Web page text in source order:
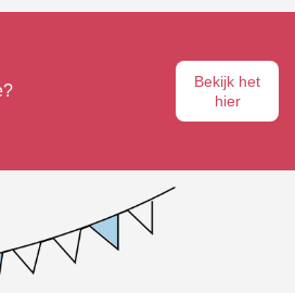
Bekijk het
hier